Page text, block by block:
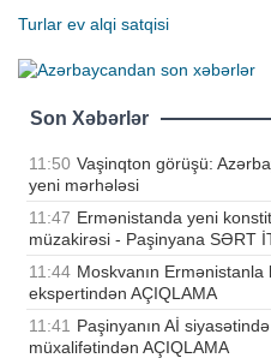
Turlar ev alqi satqisi
Son Xəbərlər
11:50 Vaşinqton görüşü:
yeni mərhələsi
11:47 Ermənistanda yeni
müzakirəsi - Paşinyana SƏRT
11:44 Moskvanın
ekspertindən AÇIQLAMA
11:41 Paşinyanın Aİ
müxalifətindən AÇIQLAMA